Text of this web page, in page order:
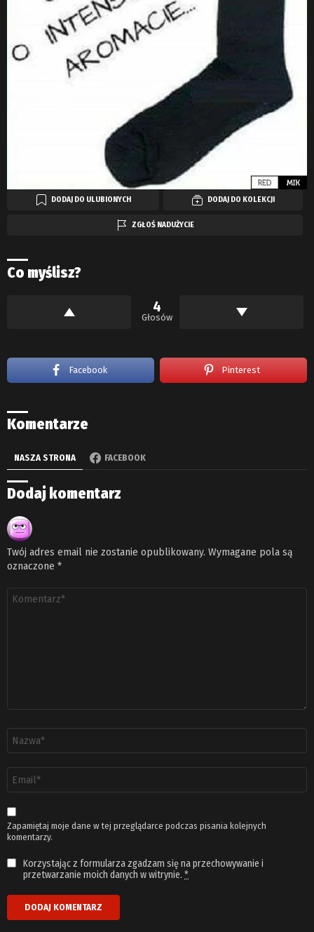
DODAJ DO ULUBIONYCH DODAJ DO KOLEKCJI
ZGŁOŚ NADUŻYCIE
Co myślisz?
4
Głosów
Facebook Pinterest
Komentarze
NASZA STRONA FACEBOOK
Dodaj komentarz
Twój adres email nie zostanie opublikowany. Wymagane pola są
oznaczone *
Komentarz
email
*
Zapamiętaj moje dane w tej przeglądarce podczas pisania kolejnych
komentarzy.
Korzystając z formularza zgadzam się na przechowywanie i
przetwarzanie moich danych w witrynie. *